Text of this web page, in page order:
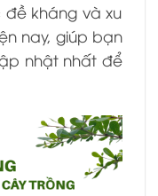
đề kháng và xu
nay, giúp bạn
nhật nhất để